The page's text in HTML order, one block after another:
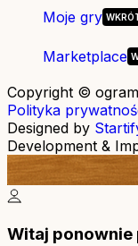
Moje gry
Marketplace
Copyright ©
Polityka
Designed by
Development &
Witaj ponownie